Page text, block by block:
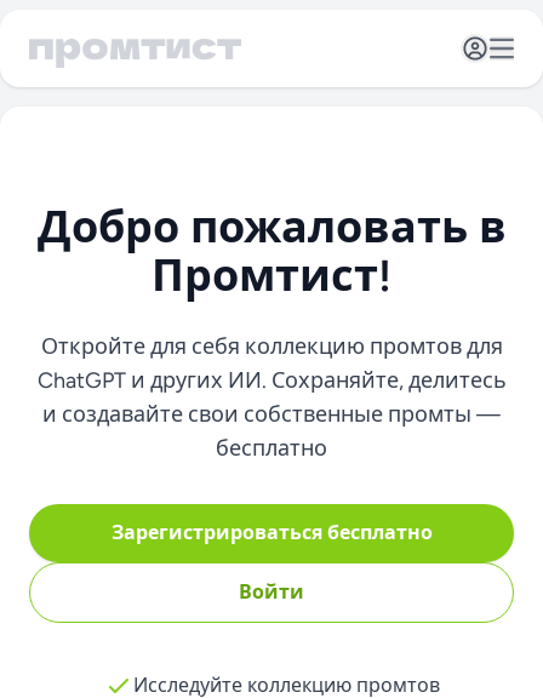
Открыть
Добро пожаловать в
Промтист!
Откройте для себя коллекцию промтов для
ChatGPT и других ИИ. Сохраняйте, делитесь
и создавайте свои собственные промты —
бесплатно
Зарегистрироваться бесплатно
Войти
Исследуйте коллекцию промтов